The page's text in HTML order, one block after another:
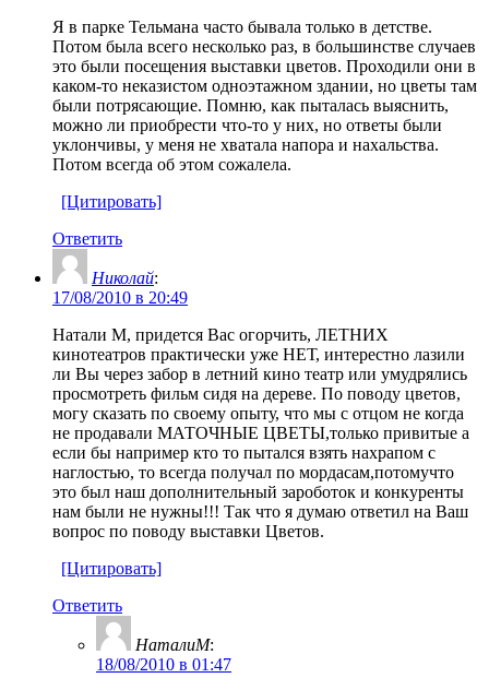
Я в парке Тельмана часто бывала только в детстве.
Потом была всего несколько раз, в большинстве случаев
это были посещения выставки цветов. Проходили они в
каком-то неказистом одноэтажном здании, но цветы там
были потрясающие. Помню, как пыталась выяснить,
можно ли приобрести что-то у них, но ответы были
уклончивы, у меня не хватала напора и нахальства.
Потом всегда об этом сожалела.
[Цитировать]
Ответить
Николай:
17/08/2010 в 20:49
Натали М, придется Вас огорчить, ЛЕТНИХ
кинотеатров практически уже НЕТ, интерестно лазили
ли Вы через забор в летний кино театр или умудрялись
просмотреть фильм сидя на дереве. По поводу цветов,
могу сказать по своему опыту, что мы с отцом не когда
не продавали МАТОЧНЫЕ ЦВЕТЫ,только привитые а
если бы например кто то пытался взять нахрапом с
наглостью, то всегда получал по мордасам,потомучто
это был наш дополнительный зароботок и конкуренты
нам были не нужны!!! Так что я думаю ответил на Ваш
вопрос по поводу выставки Цветов.
[Цитировать]
Ответить
НаталиМ:
18/08/2010 в 01:47